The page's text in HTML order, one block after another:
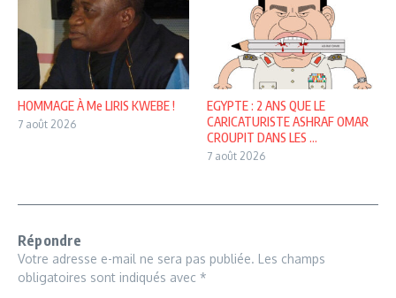
HOMMAGE À Me LIRIS KWEBE !
7 août 2026
EGYPTE : 2 ANS QUE LE
CARICATURISTE ASHRAF OMAR
CROUPIT DANS LES ...
7 août 2026
Répondre
Votre adresse e-mail ne sera pas publiée. Les champs
obligatoires sont indiqués avec *